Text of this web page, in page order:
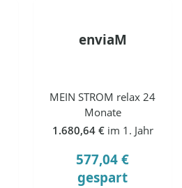
enviaM
MEIN STROM relax 24
Monate
1.680,64 € im 1. Jahr
577,04 €
gespart